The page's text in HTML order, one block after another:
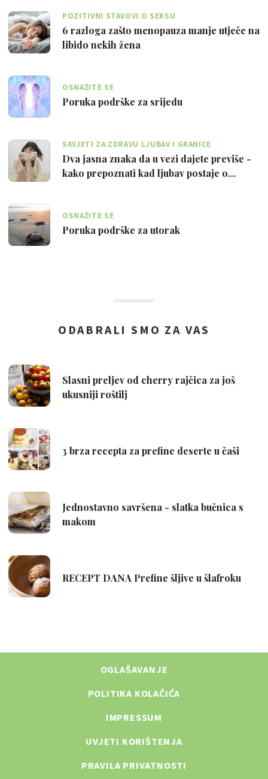
POZITIVNI STAVOVI O SEKSU
6 razloga zašto menopauza manje utječe na
libido nekih žena
OSNAŽITE SE
Poruka podrške za srijedu
SAVJETI ZA ZDRAVU LJUBAV I GRANICE
Dva jasna znaka da u vezi dajete previše -
kako prepoznati kad ljubav postaje o…
OSNAŽITE SE
Poruka podrške za utorak
OGLAŠAVANJE
POLITIKA KOLAČIĆA
IMPRESSUM
UVJETI KORIŠTENJA
PRAVILA PRIVATNOSTI